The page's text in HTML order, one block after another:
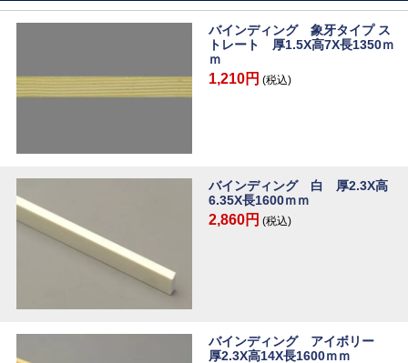
バインディング 象牙タイプ ス
トレート 厚1.5X高7X長1350ｍ
ｍ
1,210円 (税込)
バインディング 白 厚2.3X高
6.35X長1600ｍｍ
2,860円 (税込)
バインディング アイボリー
厚2.3X高14X長1600ｍｍ